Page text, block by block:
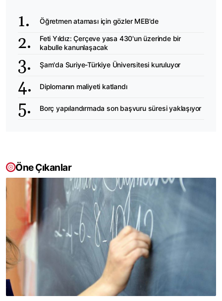
Öğretmen ataması için gözler MEB'de
Feti Yıldız: Çerçeve yasa 430'un üzerinde bir
kabulle kanunlaşacak
Şam'da Suriye-Türkiye Üniversitesi kuruluyor
Diplomanın maliyeti katlandı
Borç yapılandırmada son başvuru süresi yaklaşıyor
Öne Çıkanlar